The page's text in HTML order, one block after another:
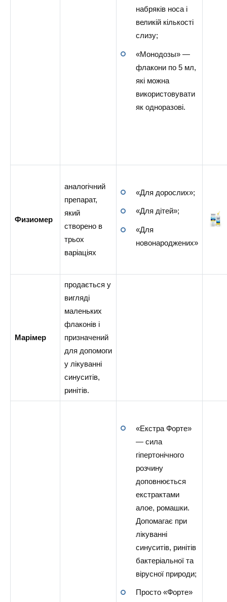
набряків носа і
великій кількості
слизу;
«Монодозы» —
флакони по 5 мл,
які можна
використовувати
як одноразові.
Физиомер
аналогічний
препарат,
який
створено в
трьох
варіаціях
«Для дорослих»;
«Для дітей»;
«Для
новонароджених»
Марімер
продається у
вигляді
маленьких
флаконів і
призначений
для допомоги
у лікуванні
синуситів,
ринітів.
«Екстра Форте»
— сила
гіпертонічного
розчину
доповнюється
екстрактами
алое, ромашки.
Допомагає при
лікуванні
синуситів, ринітів
бактеріальної та
вірусної природи;
Просто «Форте»